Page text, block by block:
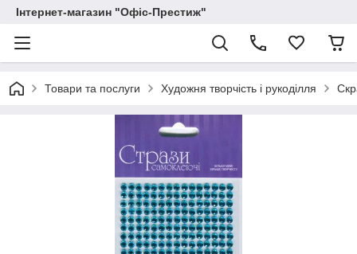
Інтернет-магазин "Офіс-Престиж"
Товари та послуги Художня творчість і рукоділля